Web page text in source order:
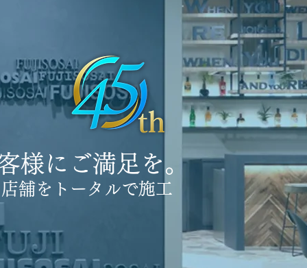
様にご満足を。
舗をトータルで施工